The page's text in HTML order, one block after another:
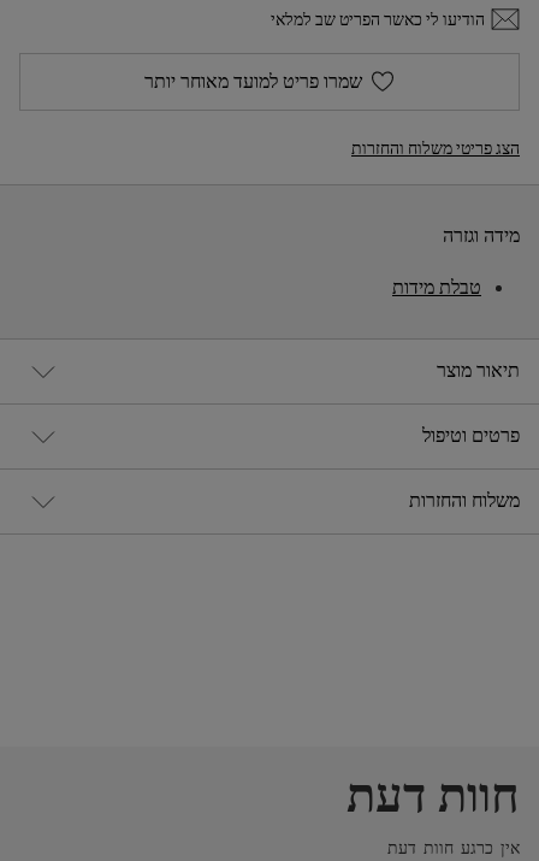
הודיעו לי כאשר הפריט שב למלאי
שמרו פריט למועד מאוחר יותר
הצג פריטי משלוח והחזרות
תיאור מוצר
פרטים וטיפול
משלוח והחזרות
מידה וגזרה
טבלת מידות
חוות דעת
אין כרגע חוות דעת